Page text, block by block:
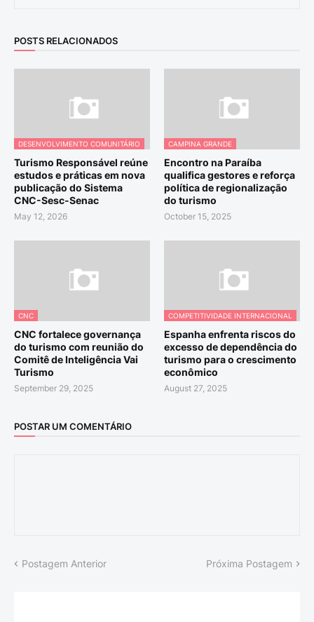
POSTS RELACIONADOS
DESENVOLVIMENTO COMUNITÁRIO
Turismo Responsável reúne
estudos e práticas em nova
publicação do Sistema
CNC-Sesc-Senac
May 12, 2026
CAMPINA GRANDE
Encontro na Paraíba
qualifica gestores e reforça
política de regionalização
do turismo
October 15, 2025
CNC
CNC fortalece governança
do turismo com reunião do
Comitê de Inteligência Vai
Turismo
September 29, 2025
COMPETITIVIDADE INTERNACIONAL
Espanha enfrenta riscos do
excesso de dependência do
turismo para o crescimento
econômico
August 27, 2025
POSTAR UM COMENTÁRIO
Postagem Anterior Próxima Postagem